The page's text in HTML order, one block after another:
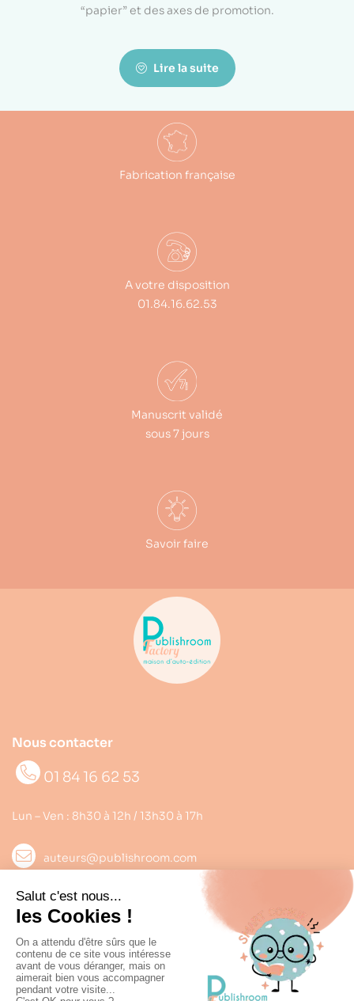
“papier” et des axes de promotion.
Lire la suite
Fabrication française
A votre disposition
01.84.16.62.53
Manuscrit validé
sous 7 jours
Savoir faire
Nous contacter
01 84 16 62 53
Lun – Ven : 8h30 à 12h / 13h30 à 17h
auteurs@publishroom.com
Informations 
Suivez nous